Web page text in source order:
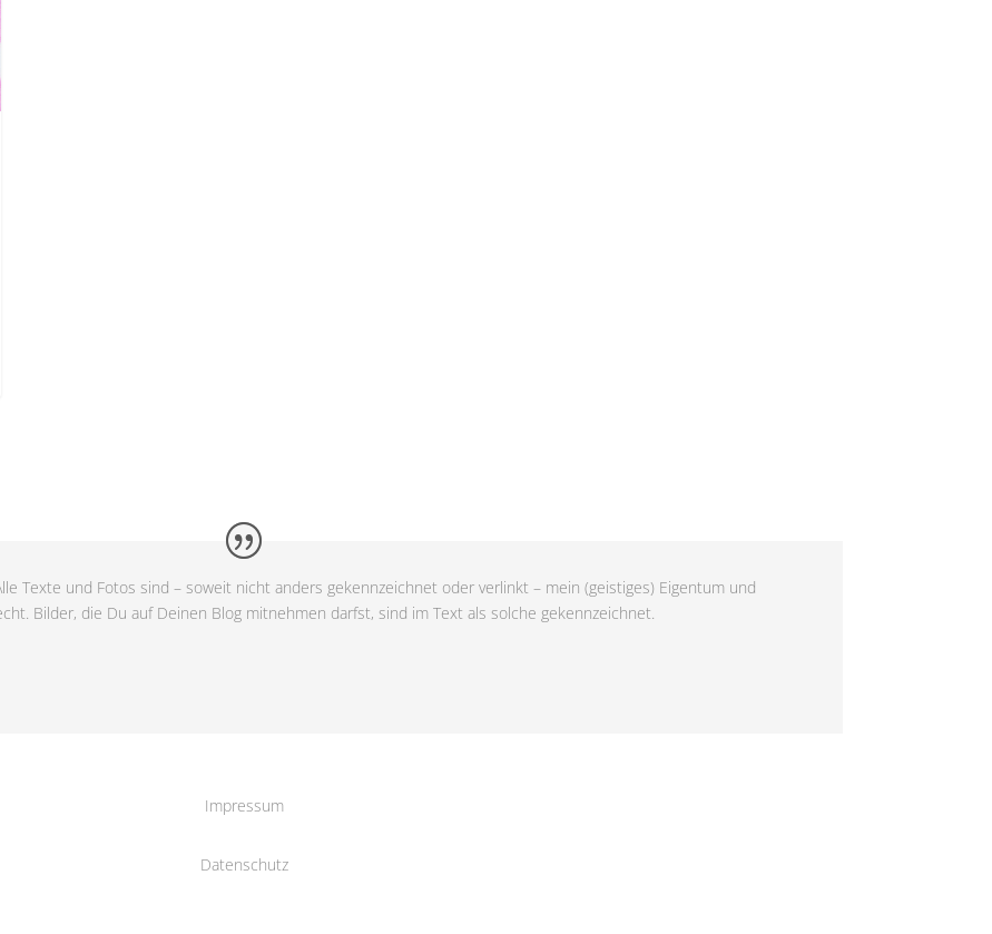
Texte und Fotos sind – soweit nicht anders gekennzeichnet oder verlinkt – mein (geistiges) Eigentum und
Bilder, die Du auf Deinen Blog mitnehmen darfst, sind im Text als solche gekennzeichnet.
Impressum
Datenschutz